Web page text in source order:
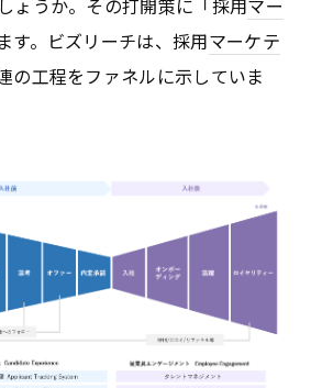
ょうか。その打開策に「採用マー
す。ビズリーチは、採用マーケテ
の工程をファネルに示していま